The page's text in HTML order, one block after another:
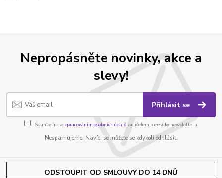
Nepropásněte novinky, akce a
slevy!
Přihlásit se
Souhlasím se zpracováním osobních údajůza účelem rozesílky newsletteru.
Nespamujeme! Navíc, se můžete se kdykoli odhlásit.
ODSTOUPIT OD SMLOUVY DO 14 DNŮ